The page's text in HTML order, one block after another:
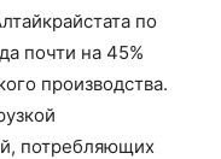
по
почти на 45%
производства.
потребляющих